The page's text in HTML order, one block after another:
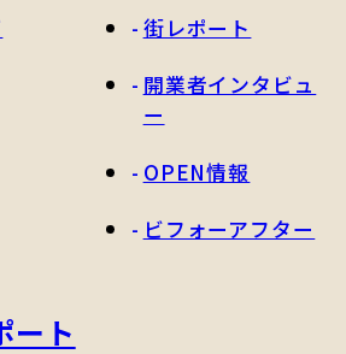
街レポート
開業者インタビュ
ー
OPEN情報
ビフォーアフター
ート